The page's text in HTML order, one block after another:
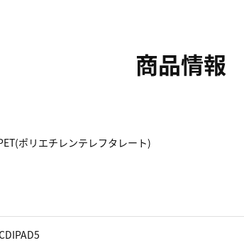
商品情報
ポリエチレンテレフタレート)